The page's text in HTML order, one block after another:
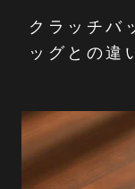
クラッチバ
ッグとの違